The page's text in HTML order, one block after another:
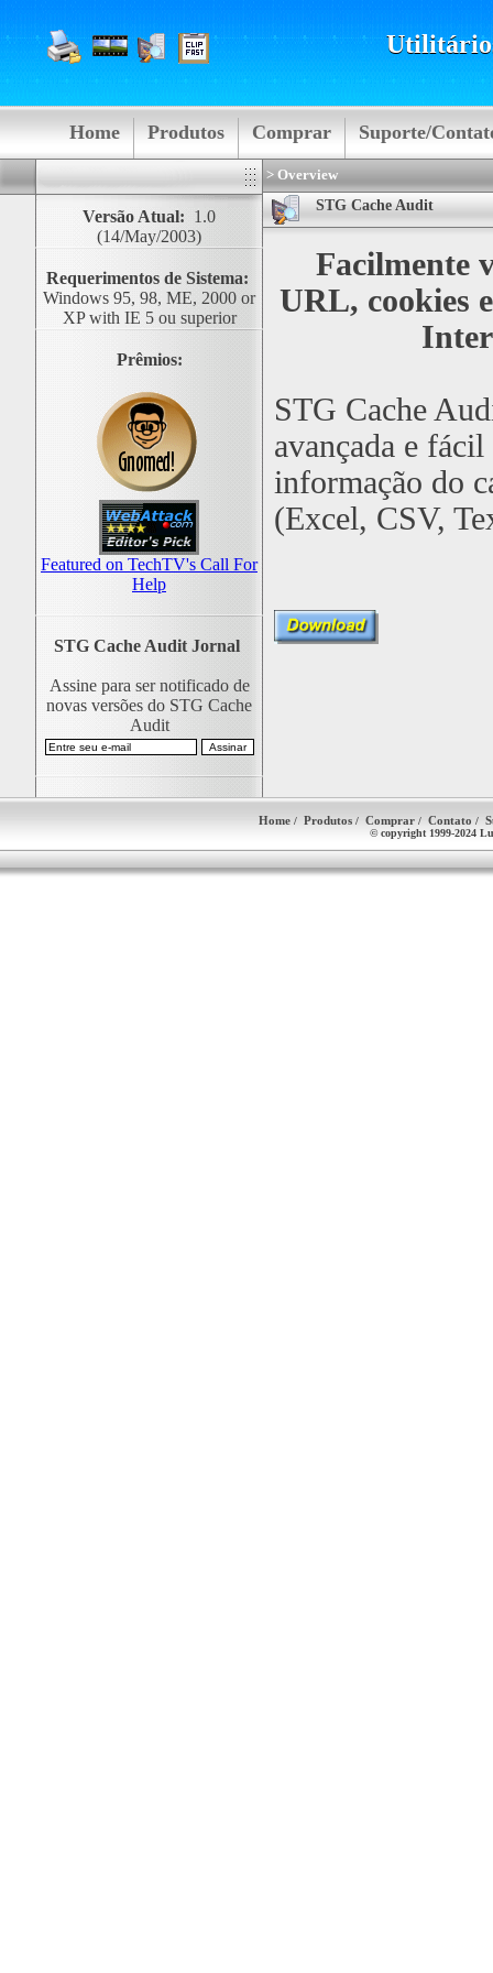
Home Produtos Comprar Suporte/
Versão Atual: 1.0
(14/May/2003)
Requerimentos de Sistema:
Windows 95, 98, ME, 2000 or
XP with IE 5 ou superior
Prêmios:
Featured on TechTV's Call For
Help
STG Cache Audit Jornal
Assine para ser notificado de
novas versões do STG Cache
Audit
> Overview
STG Cache Audit
Facilmente
URL, cookies
STG Cache
avançada e
informação do
(Excel, CSV,
Home/ Produtos/ Comprar/ Contato /
© copyright 1999-2024